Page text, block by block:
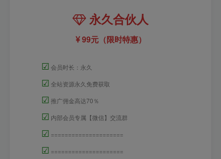
永久合伙人
99元（限时特惠）
☑ 会员时长：永久
☑ 全站资源永久免费获取
☑ 推广佣金高达70％
☑ 内部会员专属【微信】交流群
☑ =====================
☑ =====================